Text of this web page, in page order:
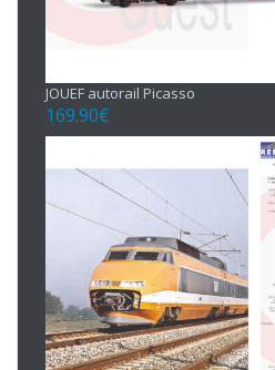
JOUEF autorail Picasso
169.90€